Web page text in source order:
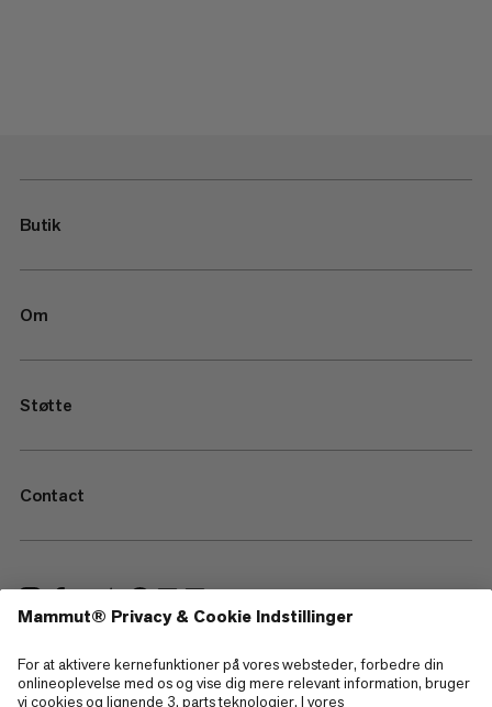
Butik
Om
Støtte
Contact
—